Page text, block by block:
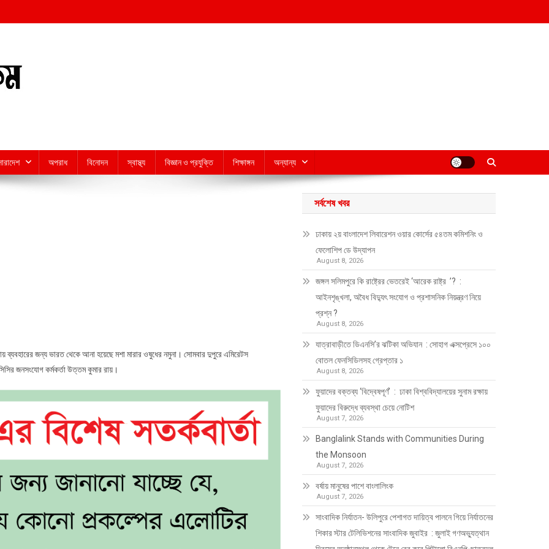
অপরাধ বিনোদন স্বাস্থ্য বিজ্ঞান ও প্রযুক্তি শিক্ষাঙ্গন অন্যান্য
ব্যবহারের জন্য ভারত থেকে আনা হয়েছে মশা মারার ওষুধের নমুনা। সোমবার দুপুরে এমিরেটস
জনসংযোগ কর্মকর্তা উত্তম কুমার রায়।
সর্বশেষ খবর
ঢাকায় ২য় বাংলাদেশ লিবারেশন ওয়ার কোর্সের ৫৪তম কমিশনিং ও
ফেলোশিপ ডে উদ্‌যাপন
August 8, 2026
জঙ্গল সলিমপুরে কি রাষ্ট্রের ভেতরেই ‘আরেক রাষ্ট্র ’? :
আইনশৃঙ্খলা, অবৈধ বিদ্যুৎ সংযোগ ও প্রশাসনিক নিয়ন্ত্রণ নিয়ে
প্রশ্ন ?
August 8, 2026
যাত্রাবাড়ীতে ডিএনসি’র ঝটিকা অভিযান : সোহাগ এক্সপ্রেসে ১০০
বোতল ফেনসিডিলসহ গ্রেপ্তার ১
August 8, 2026
ফুয়াদের বক্তব্য ‘বিদ্বেষপূর্ণ’ : ঢাকা বিশ্ববিদ্যালয়ের সুনাম রক্ষায়
ফুয়াদের বিরুদ্ধে ব্যবস্থা চেয়ে নোটিশ
August 7, 2026
Banglalink Stands with Communities During
the Monsoon
August 7, 2026
বর্ষায় মানুষের পাশে বাংলালিংক
August 7, 2026
সাংবাদিক নির্যাতন- উলিপুরে পেশাগত দায়িত্ব পালনে গিয়ে নির্যাতনের
শিকার স্টার টেলিভিশনের সাংবাদিক জুবাইর : জুলাই গণঅভ্যুত্থান